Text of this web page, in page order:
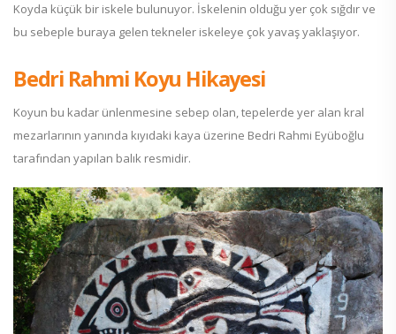
Koyda küçük bir iskele bulunuyor. İskelenin olduğu yer çok sığdır ve
bu sebeple buraya gelen tekneler iskeleye çok yavaş yaklaşıyor.
Bedri Rahmi Koyu Hikayesi
Koyun bu kadar ünlenmesine sebep olan, tepelerde yer alan kral
mezarlarının yanında kıyıdaki kaya üzerine Bedri Rahmi Eyüboğlu
tarafından yapılan balık resmidir.